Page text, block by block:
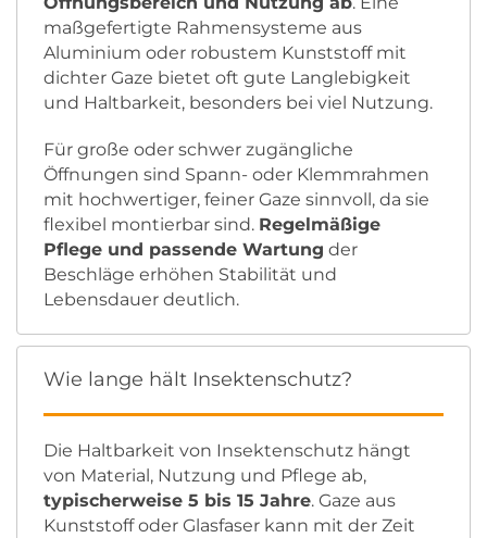
maßgefertigte Rahmensysteme aus
Aluminium oder robustem Kunststoff mit
dichter Gaze bietet oft gute Langlebigkeit
und Haltbarkeit, besonders bei viel Nutzung.
Für große oder schwer zugängliche
Öffnungen sind Spann- oder Klemmrahmen
mit hochwertiger, feiner Gaze sinnvoll, da sie
flexibel montierbar sind. Regelmäßige
Pflege und passende Wartung der
Beschläge erhöhen Stabilität und
Lebensdauer deutlich.
Wie lange hält Insektenschutz?
Die Haltbarkeit von Insektenschutz hängt
von Material, Nutzung und Pflege ab,
typischerweise 5 bis 15 Jahre. Gaze aus
Kunststoff oder Glasfaser kann mit der Zeit